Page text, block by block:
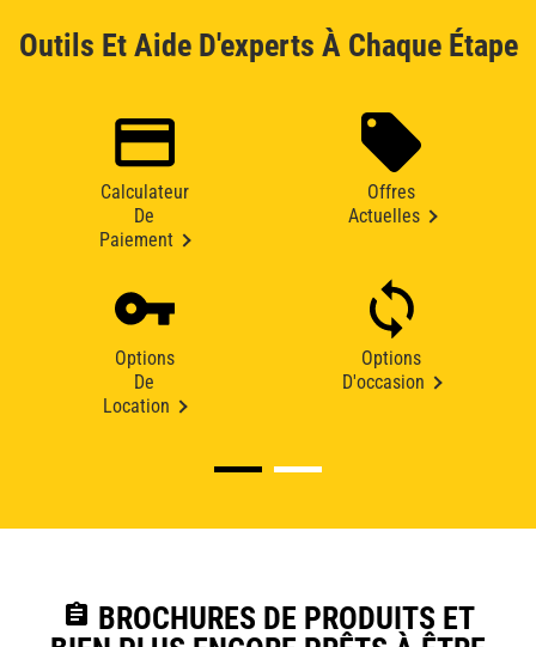
Outils Et Aide D'experts À Chaque Étape
Calculateur
De
Paiement
Offres
Actuelles
Options
De
Location
Options
D'occasion
assignment BROCHURES DE PRODUITS ET